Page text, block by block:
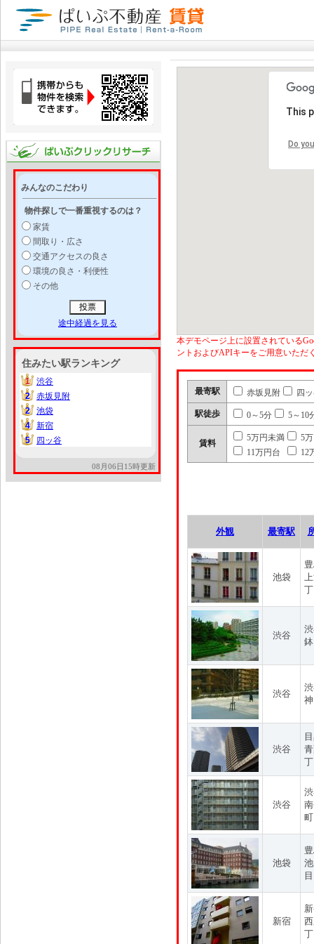
みんなのこだわり
物件探しで一番重視するのは？
家賃
間取り・広さ
交通アクセスの良さ
環境の良さ・利便性
その他
途中経過を見る
住みたい駅ランキング
1
1
渋谷
2
2
赤坂見附
2
2
池袋
4
4
新宿
5
5 四ッ谷
08月06日15時更新
This
Do
本デモページ上に設置されている
ントおよびAPIキーをご用意いただ
最寄駅 赤坂見附 四
駅徒歩 0～5分 5～10
賃料
5万円未満
5
11万円台
12
外観 最寄駅
池袋
渋谷
渋谷
渋谷
渋谷
池袋
新宿